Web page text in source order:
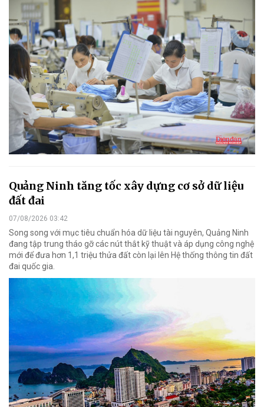
Quảng Ninh tăng tốc xây dựng cơ sở dữ liệu
đất đai
07/08/2026 03:42
Song song với mục tiêu chuẩn hóa dữ liệu tài nguyên, Quảng Ninh
đang tập trung tháo gỡ các nút thắt kỹ thuật và áp dụng công nghệ
mới để đưa hơn 1,1 triệu thửa đất còn lại lên Hệ thống thông tin đất
đai quốc gia.